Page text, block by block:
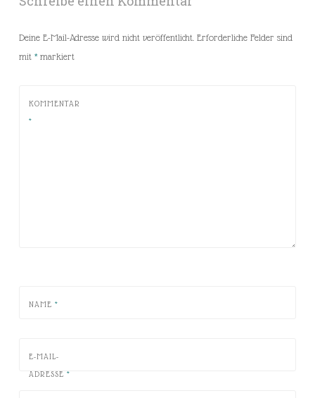
Deine E-Mail-Adresse wird nicht veröffentlicht. Erforderliche Felder sind
mit *markiert
KOMMENTAR
*
NAME *
E-MAIL-
ADRESSE *